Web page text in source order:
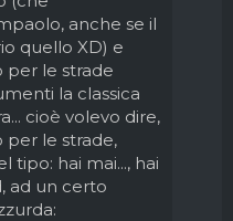
anche se il
quello XD) e
per le strade
la classica
cioè volevo dire,
per le strade,
tipo: hai mai..., hai
ad un certo